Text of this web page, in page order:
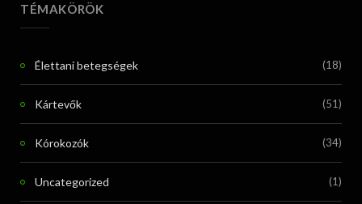
TÉMAKÖRÖK
Élettani betegségek (18)
Kártevők (51)
Kórokozók (34)
Uncategorized (1)